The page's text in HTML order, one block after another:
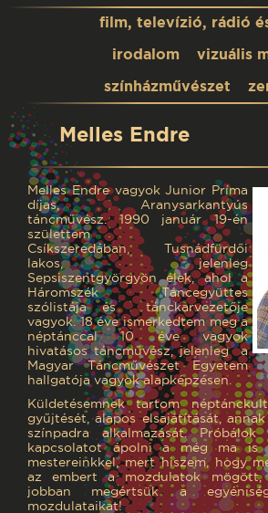
film, televízió, rádió
irodalom
vizuális
színházművészet
Melles Endre
Melles Endre vagyok Junior Príma
díjas, Aranysarkantyús
táncművész. 1990 január 19-én
születtem
Csíkszeredában, Tusnádfürdői
lakos, jelenleg
Sepsiszentgyörgyön élek, ahol a
Háromszék Táncegyüttes
szólistája és tánckarvezetője
vagyok. 18 éve ismerkedtem meg a
néptánccal 10 éve vagyok
hivatásos táncművész, jelenleg a
Magyar Táncművészet Egyetem
hallgatója vagyok alapképzésen.
Küldetésemnek tartom
gyűjtését, alapos elsajátítását,
színpadra alkalmazását. Próbálok
kapcsolatot ápolni a még ma is
mestereinkkel, mert hiszem, hogy
az embert a mozdulatok
jobban megértsük a
mozdulataikat!